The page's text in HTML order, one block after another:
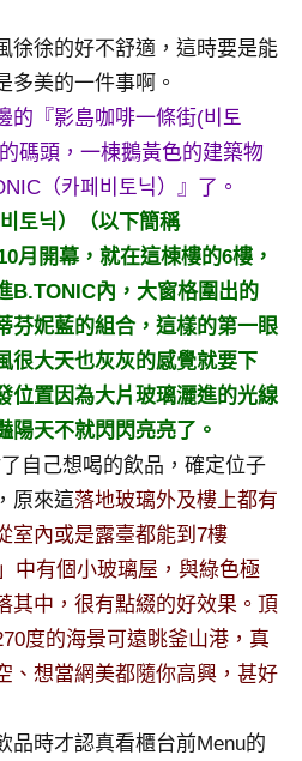
徐徐的好不舒適，這時要是能
多美的一件事啊。
的『影島咖啡一條街(비토
碼頭，一棟鵝黃色的建築物
（카페비토닉）』了。
토닉）（以下簡稱
月開幕，就在這棟樓的6樓，
B.TONIC內，大窗格圍出的
芬妮藍的組合，這樣的第一眼
很大天也灰灰的感覺就要下
位置因為大片玻璃灑進的光線
陽天不就閃閃亮亮了。
自己想喝的飲品，確定位子
原來這落地玻璃外及樓上都有
室內或是露臺都能到7樓
中有個小玻璃屋，與綠色極
其中，很有點綴的好效果。頂
度的海景可遠眺釜山港，真
、想當網美都隨你高興，甚好
品時才認真看櫃台前Menu的